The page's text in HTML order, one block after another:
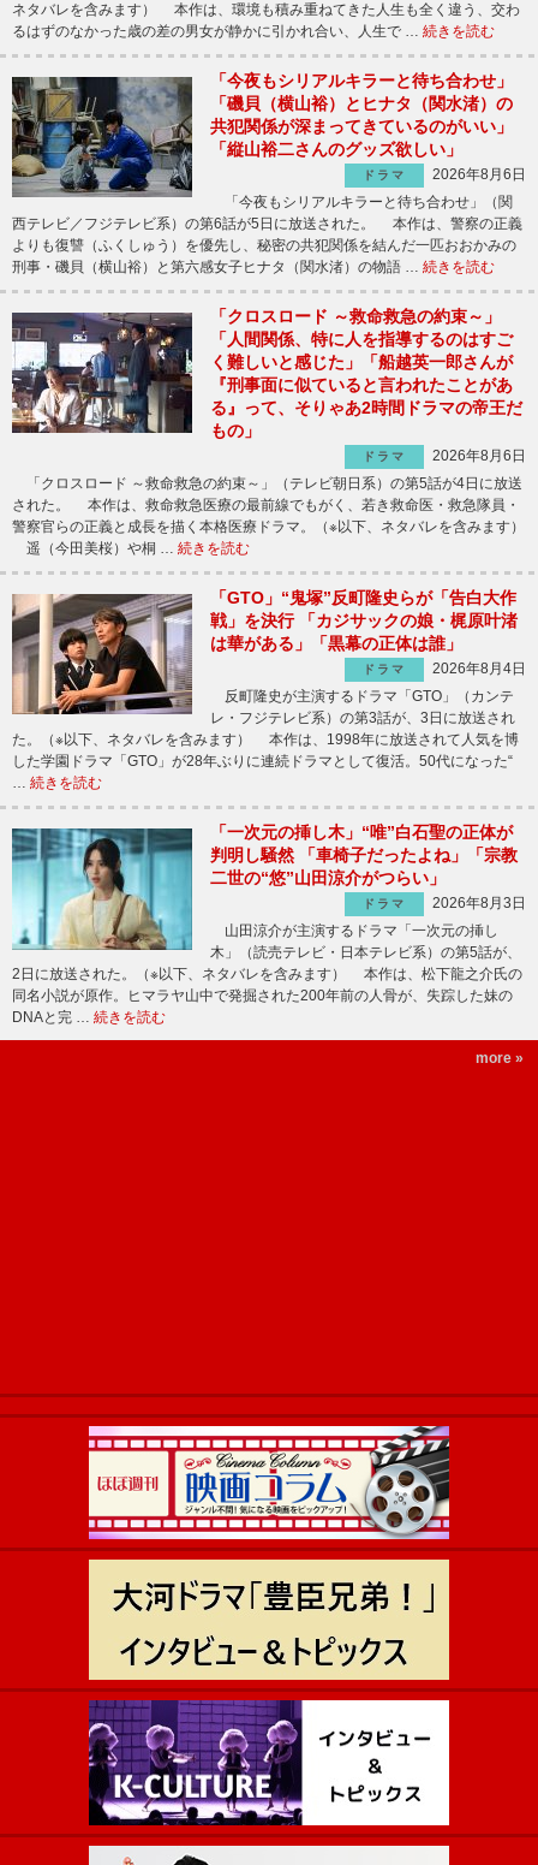
ネタバレを含みます） 本作は、環境も積み重ねてきた人生も全く違う、交わ
るはずのなかった歳の差の男女が静かに引かれ合い、人生で … 続きを読む
「今夜もシリアルキラーと待ち合わせ」
「磯貝（横山裕）とヒナタ（関水渚）の
共犯関係が深まってきているのがいい」
「縦山裕二さんのグッズ欲しい」
ドラマ
2026年8月6日
「今夜もシリアルキラーと待ち合わせ」（関
西テレビ／フジテレビ系）の第6話が5日に放送された。 本作は、警察の正義
よりも復讐（ふくしゅう）を優先し、秘密の共犯関係を結んだ一匹おおかみの
刑事・磯貝（横山裕）と第六感女子ヒナタ（関水渚）の物語 … 続きを読む
「クロスロード ～救命救急の約束～」
「人間関係、特に人を指導するのはすご
く難しいと感じた」「船越英一郎さんが
『刑事面に似ていると言われたことがあ
る』って、そりゃあ2時間ドラマの帝王だ
もの」
ドラマ
2026年8月6日
「クロスロード ～救命救急の約束～」（テレビ朝日系）の第5話が4日に放送
された。 本作は、救命救急医療の最前線でもがく、若き救命医・救急隊員・
警察官らの正義と成長を描く本格医療ドラマ。（※以下、ネタバレを含みます）
遥（今田美桜）や桐 … 続きを読む
「GTO」“鬼塚”反町隆史らが「告白大作
戦」を決行 「カジサックの娘・梶原叶渚
は華がある」「黒幕の正体は誰」
ドラマ
2026年8月4日
反町隆史が主演するドラマ「GTO」（カンテ
レ・フジテレビ系）の第3話が、3日に放送され
た。（※以下、ネタバレを含みます） 本作は、1998年に放送されて人気を博
した学園ドラマ「GTO」が28年ぶりに連続ドラマとして復活。50代になった“
続きを読む
「一次元の挿し木」“唯”白石聖の正体が
判明し騒然 「車椅子だったよね」「宗教
二世の“悠”山田涼介がつらい」
ドラマ
2026年8月3日
山田涼介が主演するドラマ「一次元の挿し
木」（読売テレビ・日本テレビ系）の第5話が、
2日に放送された。（※以下、ネタバレを含みます） 本作は、松下龍之介氏の
同名小説が原作。ヒマラヤ山中で発掘された200年前の人骨が、失踪した妹の
DNAと完 … 続きを読む
more »